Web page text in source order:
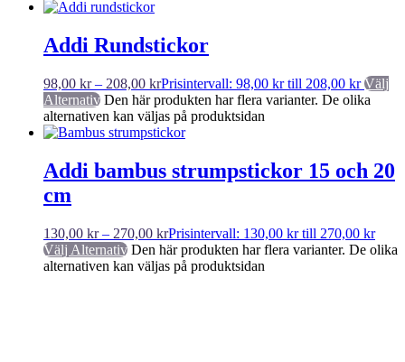
Addi Rundstickor
98,00 kr – 208,00 krPrisintervall: 98,00 kr till 208,00 kr Välj
Alternativ Den här produkten har flera varianter. De olika
alternativen kan väljas på produktsidan
Addi bambus strumpstickor 15 och 20
cm
130,00 kr – 270,00 krPrisintervall: 130,00 kr till 270,00 kr
Välj Alternativ Den här produkten har flera varianter. De olika
alternativen kan väljas på produktsidan